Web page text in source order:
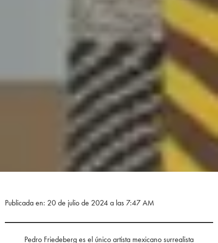
Publicada en: 20 de julio de 2024 a las 7:47 AM
Pedro Friedeberg es el único artista mexicano surrealista